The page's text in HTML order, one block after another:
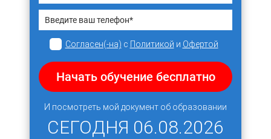
Согласен(-на) с Политикой и Офертой
Начать обучение бесплатно
И посмотреть мой документ об образовании
СЕГОДНЯ 06.08.2026